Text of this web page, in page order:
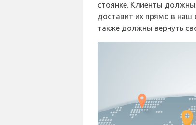
стоянке. Клиенты должны
доставит их прямо в наш
также должны вернуть